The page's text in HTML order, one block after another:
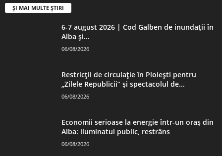
ȘI MAI MULTE ȘTIRI
6-7 august 2026 | Cod Galben de inundații în
Alba și...
06/08/2026
Restricții de circulație în Ploiești pentru
„Zilele Republicii” și spectacolul de...
06/08/2026
Economii serioase la energie într-un oraș din
Alba: iluminatul public, restrâns
06/08/2026